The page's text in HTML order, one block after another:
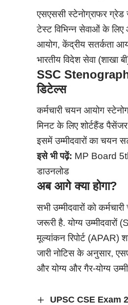
एसएससी स्टेनोग्राफर
टेस्ट विभिन्न सेवाओं के
आयोग, केंद्रीय सतर्कता
भारतीय विदेश सेवा (शाखा
SSC
डिटेल्स
कर्मचारी चयन आयोग
मिनट के लिए शोर्टहैंड
इसमें उम्मीदवारों का चयन
इसे भी पढ़ें: MP Board
डाउनलोड
अब आगे क्या होगा?
सभी उम्मीदवारों को
जरूरी है. योग्य
मूल्यांकन रिपोर्ट (APAR)
जारी नोटिस के अनुसार,
और योग्य और गैर-योग्य
UPSC CSE Exam